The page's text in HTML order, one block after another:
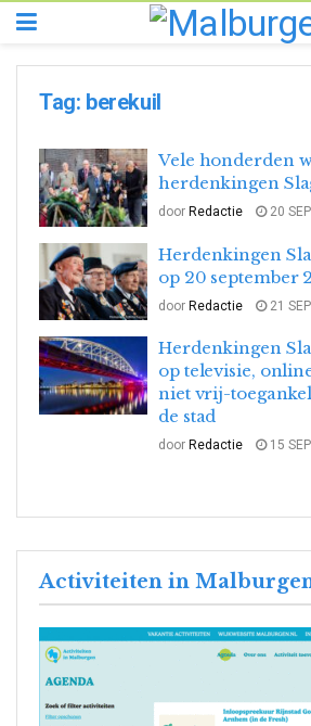
Tag: berekuil
Vele honderden
herdenkingen
door Redactie 20
Herdenkingen
op 20 september
door Redactie 21
Herdenkingen
op televisie,
niet vrij-
de stad
door Redactie 15
Activiteiten in